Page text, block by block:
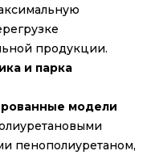
продукции.
и парка
модели
пенополиуретаном,